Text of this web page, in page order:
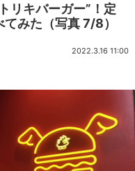
リキバーガー”！定
みた（写真 7/8）
2022.3.16 11:00